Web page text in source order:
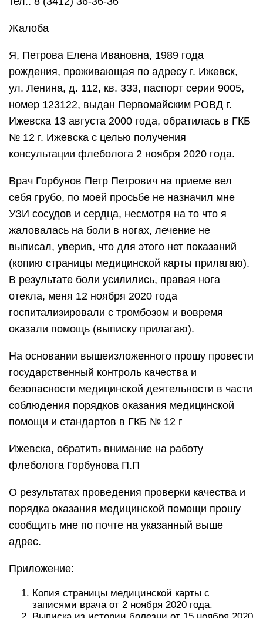
Жалоба
Я, Петрова Елена Ивановна, 1989 года
рождения, проживающая по адресу г. Ижевск,
ул. Ленина, д. 112, кв. 333, паспорт серии 9005,
номер 123122, выдан Первомайским РОВД г.
Ижевска 13 августа 2000 года, обратилась в ГКБ
№ 12 г. Ижевска с целью получения
консультации флеболога 2 ноября 2020 года.
Врач Горбунов Петр Петрович на приеме вел
себя грубо, по моей просьбе не назначил мне
УЗИ сосудов и сердца, несмотря на то что я
жаловалась на боли в ногах, лечение не
выписал, уверив, что для этого нет показаний
(копию страницы медицинской карты прилагаю).
В результате боли усилились, правая нога
отекла, меня 12 ноября 2020 года
госпитализировали с тромбозом и вовремя
оказали помощь (выписку прилагаю).
На основании вышеизложенного прошу провести
государственный контроль качества и
безопасности медицинской деятельности в части
соблюдения порядков оказания медицинской
помощи и стандартов в ГКБ № 12 г
Ижевска, обратить внимание на работу
флеболога Горбунова П.П
О результатах проведения проверки качества и
порядка оказания медицинской помощи прошу
сообщить мне по почте на указанный выше
адрес.
Приложение:
Копия страницы медицинской карты с
записями врача от 2 ноября 2020 года.